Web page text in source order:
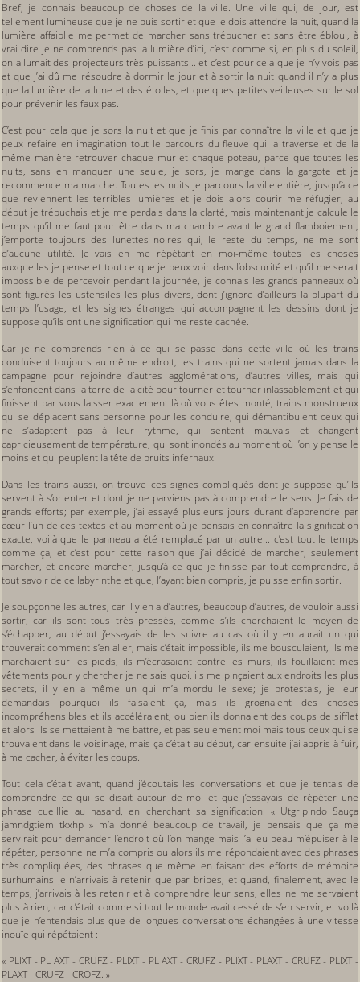
Bref, je connais beaucoup de choses de la ville. Une ville qui, de jour, est
tellement lumineuse que je ne puis sortir et que je dois attendre la nuit, quand la
lumière affaiblie me permet de marcher sans trébucher et sans être ébloui, à
vrai dire je ne comprends pas la lumière d’ici, c’est comme si, en plus du soleil,
on allumait des projecteurs très puissants... et c’est pour cela que je n’y vois pas
et que j’ai dû me résoudre à dormir le jour et à sortir la nuit quand il n’y a plus
que la lumière de la lune et des étoiles, et quelques petites veilleuses sur le sol
pour prévenir les faux pas.
C’est pour cela que je sors la nuit et que je finis par connaître la ville et que je
peux refaire en imagination tout le parcours du fleuve qui la traverse et de la
même manière retrouver chaque mur et chaque poteau, parce que toutes les
nuits, sans en manquer une seule, je sors, je mange dans la gargote et je
recommence ma marche. Toutes les nuits je parcours la ville entière, jusqu’à ce
que reviennent les terribles lumières et je dois alors courir me réfugier; au
début je trébuchais et je me perdais dans la clarté, mais maintenant je calcule le
temps qu’il me faut pour être dans ma chambre avant le grand flamboiement,
j’emporte toujours des lunettes noires qui, le reste du temps, ne me sont
d’aucune utilité. Je vais en me répétant en moi-même toutes les choses
auxquelles je pense et tout ce que je peux voir dans l’obscurité et qu’il me serait
impossible de percevoir pendant la journée, je connais les grands panneaux où
sont figurés les ustensiles les plus divers, dont j’ignore d’ailleurs la plupart du
temps l’usage, et les signes étranges qui accompagnent les dessins dont je
suppose qu’ils ont une signification qui me reste cachée.
Car je ne comprends rien à ce qui se passe dans cette ville où les trains
conduisent toujours au même endroit, les trains qui ne sortent jamais dans la
campagne pour rejoindre d’autres agglomérations, d’autres villes, mais qui
s’enfoncent dans la terre de la cité pour tourner et tourner inlassablement et qui
finissent par vous laisser exactement là où vous êtes monté; trains monstrueux
qui se déplacent sans personne pour les conduire, qui démantibulent ceux qui
ne s’adaptent pas à leur rythme, qui sentent mauvais et changent
capricieusement de température, qui sont inondés au moment où l’on y pense le
moins et qui peuplent la tête de bruits infernaux.
Dans les trains aussi, on trouve ces signes compliqués dont je suppose qu’ils
servent à s’orienter et dont je ne parviens pas à comprendre le sens. Je fais de
grands efforts; par exemple, j’ai essayé plusieurs jours durant d’apprendre par
cœur l’un de ces textes et au moment où je pensais en connaître la signification
exacte, voilà que le panneau a été remplacé par un autre... c’est tout le temps
comme ça, et c’est pour cette raison que j’ai décidé de marcher, seulement
marcher, et encore marcher, jusqu’à ce que je finisse par tout comprendre, à
tout savoir de ce labyrinthe et que, l’ayant bien compris, je puisse enfin sortir.
Je soupçonne les autres, car il y en a d’autres, beaucoup d’autres, de vouloir aussi
sortir, car ils sont tous très pressés, comme s’ils cherchaient le moyen de
s’échapper, au début j’essayais de les suivre au cas où il y en aurait un qui
trouverait comment s’en aller, mais c’était impossible, ils me bousculaient, ils me
marchaient sur les pieds, ils m’écrasaient contre les murs, ils fouillaient mes
vêtements pour y chercher je ne sais quoi, ils me pinçaient aux endroits les plus
secrets, il y en a même un qui m’a mordu le sexe; je protestais, je leur
demandais pourquoi ils faisaient ça, mais ils grognaient des choses
incompréhensibles et ils accéléraient, ou bien ils donnaient des coups de sifflet
et alors ils se mettaient à me battre, et pas seulement moi mais tous ceux qui se
trouvaient dans le voisinage, mais ça c’était au début, car ensuite j’ai appris à fuir,
à me cacher, à éviter les coups.
Tout cela c’était avant, quand j’écoutais les conversations et que je tentais de
comprendre ce qui se disait autour de moi et que j’essayais de répéter une
phrase cueillie au hasard, en cherchant sa signification. « Utgripindo Sauça
jamndgtiem tkxhp » m’a donné beaucoup de travail, je pensais que ça me
servirait pour demander l’endroit où l’on mange mais j’ai eu beau m’épuiser à le
répéter, personne ne m’a compris ou alors ils me répondaient avec des phrases
très compliquées, des phrases que même en faisant des efforts de mémoire
surhumains je n’arrivais à retenir que par bribes, et quand, finalement, avec le
temps, j’arrivais à les retenir et à comprendre leur sens, elles ne me servaient
plus à rien, car c’était comme si tout le monde avait cessé de s’en servir, et voilà
que je n’entendais plus que de longues conversations échangées à une vitesse
inouïe qui répétaient :
« PLIXT - PL AXT - CRUFZ - PLIXT - PL AXT - CRUFZ - PLIXT - PLAXT - CRUFZ - PLIXT -
PLAXT - CRUFZ - CROFZ. »